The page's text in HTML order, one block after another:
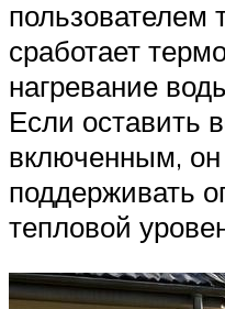
пользователем
сработает
нагревание
Если оставить
включенным, он
поддерживать
тепловой